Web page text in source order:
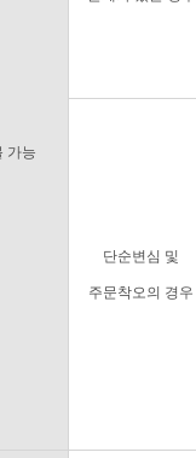
가능
단순변심 및
주문착오의 경우